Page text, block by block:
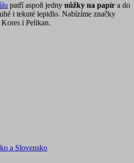
patří aspoň jedny nůžky na papír a do
i tekuté lepidlo. Nabízíme značky
i Pelikan.
a Slovensko